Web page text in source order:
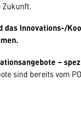
Zukunft.
das Innovations-/
–
sind bereits vom